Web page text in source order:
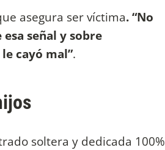
asegura ser víctima. “No
señal y sobre
cayó mal”.
soltera y dedicada 100%